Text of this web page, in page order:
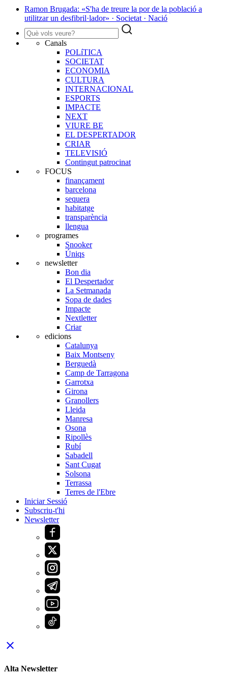
Ramon Brugada: «S'ha de treure la por de la població a
utilitzar un desfibril·lador» · Societat · Nació
Canals
POLíTICA
SOCIETAT
ECONOMIA
CULTURA
INTERNACIONAL
ESPORTS
IMPACTE
NEXT
VIURE BE
EL DESPERTADOR
CRIAR
TELEVISIÓ
Contingut patrocinat
FOCUS
finançament
barcelona
sequera
habitatge
transparència
llengua
programes
Snooker
Úniqs
newsletter
Bon dia
El Despertador
La Setmanada
Sopa de dades
Impacte
Nextletter
Criar
edicions
Catalunya
Baix Montseny
Berguedà
Camp de Tarragona
Garrotxa
Girona
Granollers
Lleida
Manresa
Osona
Ripollès
Rubí
Sabadell
Sant Cugat
Solsona
Terrassa
Terres de l'Ebre
Iniciar Sessió
Subscriu-t'hi
Newsletter
close
Alta Newsletter